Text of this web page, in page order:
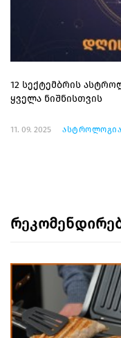
12 სექტემბრის
ყველა ნიშნისთვის
11. 09. 2025 ასტროლოგია